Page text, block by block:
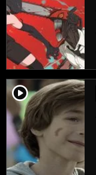
player2